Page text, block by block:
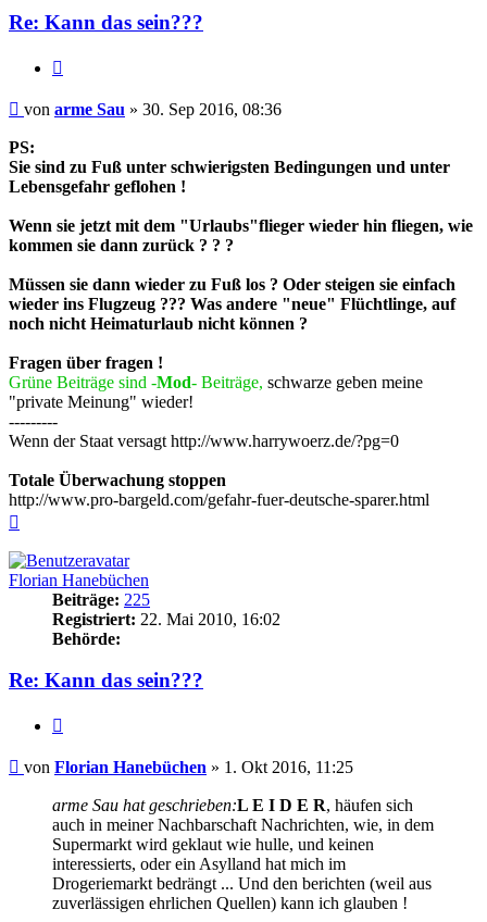
Re: Kann das sein???
Beitrag
von arme Sau » 30. Sep 2016, 08:36
PS:
Sie sind zu Fuß unter schwierigsten Bedingungen und unter
Lebensgefahr geflohen !
Wenn sie jetzt mit dem "Urlaubs"flieger wieder hin fliegen, wie
kommen sie dann zurück ? ? ?
Müssen sie dann wieder zu Fuß los ? Oder steigen sie einfach
wieder ins Flugzeug ??? Was andere "neue" Flüchtlinge, auf
noch nicht Heimaturlaub nicht können ?
Fragen über fragen !
Grüne Beiträge sind -Mod- Beiträge, schwarze geben meine
"private Meinung" wieder!
---------
Wenn der Staat versagt http://www.harrywoerz.de/?pg=0
Totale Überwachung stoppen
http://www.pro-bargeld.com/gefahr-fuer-deutsche-sparer.html
Florian Hanebüchen
Beiträge: 225
Registriert: 22. Mai 2010, 16:02
Behörde:
Re: Kann das sein???
Beitrag
von Florian Hanebüchen » 1. Okt 2016, 11:25
arme Sau hat geschrieben:L E I D E R, häufen sich
auch in meiner Nachbarschaft Nachrichten, wie, in dem
Supermarkt wird geklaut wie hulle, und keinen
interessierts, oder ein Asylland hat mich im
Drogeriemarkt bedrängt ... Und den berichten (weil aus
zuverlässigen ehrlichen Quellen) kann ich glauben !